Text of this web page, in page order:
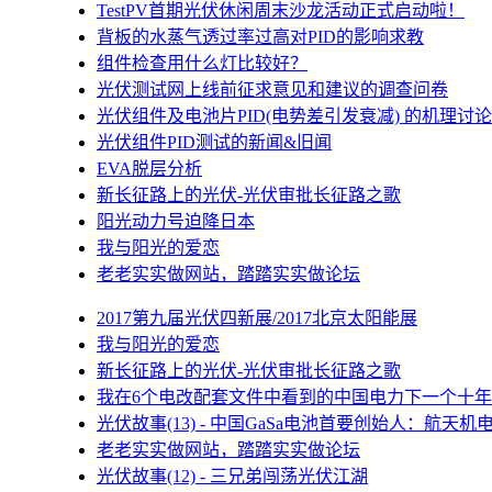
TestPV首期光伏休闲周末沙龙活动正式启动啦！
背板的水蒸气透过率过高对PID的影响求教
组件检查用什么灯比较好？
光伏测试网上线前征求意见和建议的调查问卷
光伏组件及电池片PID(电势差引发衰减) 的机理讨论
光伏组件PID测试的新闻&旧闻
EVA脱层分析
新长征路上的光伏-光伏审批长征路之歌
阳光动力号迫降日本
我与阳光的爱恋
老老实实做网站，踏踏实实做论坛
2017第九届光伏四新展/2017北京太阳能展
我与阳光的爱恋
新长征路上的光伏-光伏审批长征路之歌
我在6个电改配套文件中看到的中国电力下一个十年
光伏故事(13) - 中国GaSa电池首要创始人：航天机
老老实实做网站，踏踏实实做论坛
光伏故事(12) - 三兄弟闯荡光伏江湖